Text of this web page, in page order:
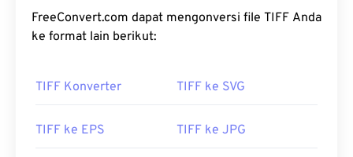
FreeConvert.com dapat mengonversi file TIFF Anda
ke format lain berikut:
TIFF Konverter TIFF ke SVG
TIFF ke EPS TIFF ke JPG